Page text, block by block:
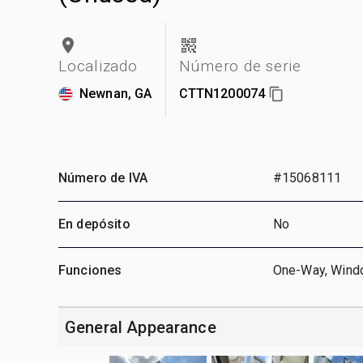
Localizado
Newnan, GA
Número de serie
CTTN1200074
Número de IVA #15068111
En depósito No
Funciones One-Way,
General Appearance